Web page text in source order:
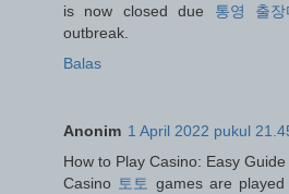
is now closed due 통영 출장
outbreak.
Balas
Anonim 1 April 2022 pukul
How to Play Casino: Easy
Casino 토토 games are